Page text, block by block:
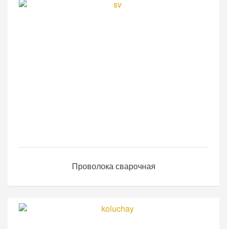
Проволока сварочная